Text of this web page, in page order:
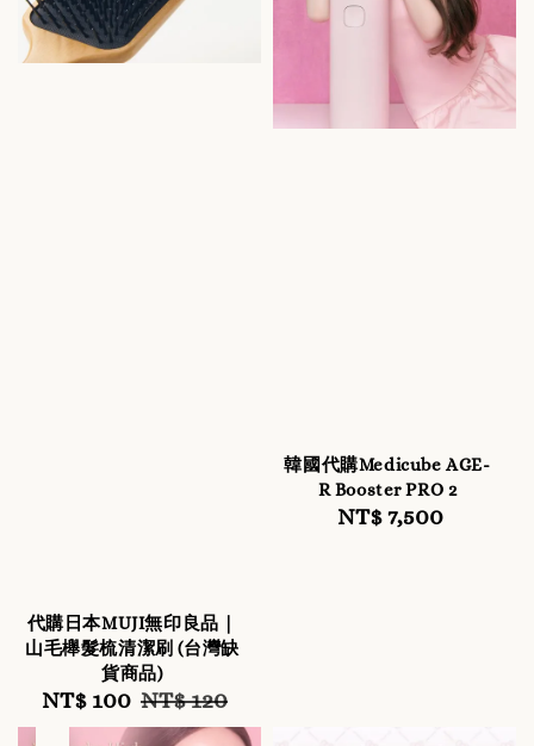
代購日本MUJI無印良品｜
山毛櫸髮梳清潔刷 (台灣缺
貨商品)
Sale
price
NT$ 100 Regular
price
NT$ 120
韓國代購Medicube AGE-
R Booster PRO 2
Regular
NT$ 7,500